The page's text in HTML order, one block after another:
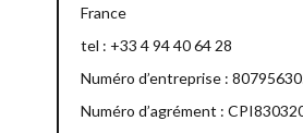
France
tel : +33 4 94 40 64 28
Numéro d’entreprise :
Numéro d’agrément :